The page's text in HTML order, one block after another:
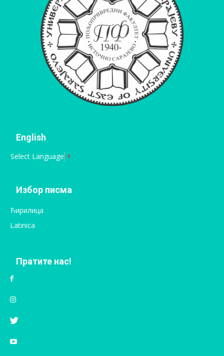
English
Select Language ▼
Избор писма
Ћирилица
Latinica
Пратите нас!